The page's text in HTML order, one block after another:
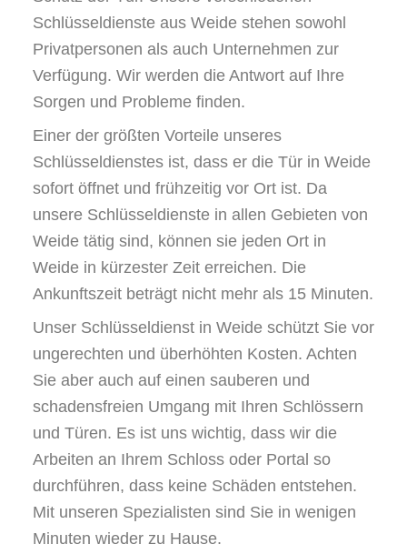
Schlüsseldienste aus Weide stehen sowohl
Privatpersonen als auch Unternehmen zur
Verfügung. Wir werden die Antwort auf Ihre
Sorgen und Probleme finden.
Einer der größten Vorteile unseres
Schlüsseldienstes ist, dass er die Tür in Weide
sofort öffnet und frühzeitig vor Ort ist. Da
unsere Schlüsseldienste in allen Gebieten von
Weide tätig sind, können sie jeden Ort in
Weide in kürzester Zeit erreichen. Die
Ankunftszeit beträgt nicht mehr als 15 Minuten.
Unser Schlüsseldienst in Weide schützt Sie vor
ungerechten und überhöhten Kosten. Achten
Sie aber auch auf einen sauberen und
schadensfreien Umgang mit Ihren Schlössern
und Türen. Es ist uns wichtig, dass wir die
Arbeiten an Ihrem Schloss oder Portal so
durchführen, dass keine Schäden entstehen.
Mit unseren Spezialisten sind Sie in wenigen
Minuten wieder zu Hause.